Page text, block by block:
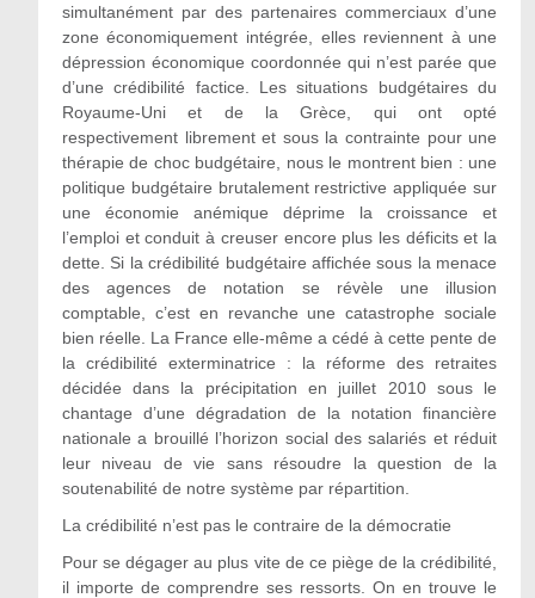
simultanément par des partenaires commerciaux d’une
zone économiquement intégrée, elles reviennent à une
dépression économique coordonnée qui n’est parée que
d’une crédibilité factice. Les situations budgétaires du
Royaume-Uni et de la Grèce, qui ont opté
respectivement librement et sous la contrainte pour une
thérapie de choc budgétaire, nous le montrent bien : une
politique budgétaire brutalement restrictive appliquée sur
une économie anémique déprime la croissance et
l’emploi et conduit à creuser encore plus les déficits et la
dette. Si la crédibilité budgétaire affichée sous la menace
des agences de notation se révèle une illusion
comptable, c’est en revanche une catastrophe sociale
bien réelle. La France elle-même a cédé à cette pente de
la crédibilité exterminatrice : la réforme des retraites
décidée dans la précipitation en juillet 2010 sous le
chantage d’une dégradation de la notation financière
nationale a brouillé l’horizon social des salariés et réduit
leur niveau de vie sans résoudre la question de la
soutenabilité de notre système par répartition.
La crédibilité n’est pas le contraire de la démocratie
Pour se dégager au plus vite de ce piège de la crédibilité,
il importe de comprendre ses ressorts. On en trouve le